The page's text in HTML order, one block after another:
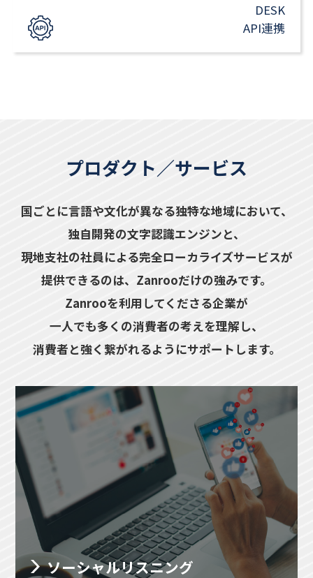
DESK
API連携
プロダクト／サービス
国ごとに言語や文化が異なる独特な地域において、
独自開発の文字認識エンジンと、
現地支社の社員による完全ローカライズサービスが
提供できるのは、Zanrooだけの強みです。
Zanrooを利用してくださる企業が
一人でも多くの消費者の考えを理解し、
消費者と強く繋がれるようにサポートします。
ソーシャルリスニング